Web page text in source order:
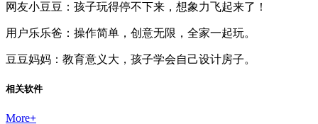
网友小豆豆：孩子玩得停不下来，想象力飞起来了！
用户乐乐爸：操作简单，创意无限，全家一起玩。
豆豆妈妈：教育意义大，孩子学会自己设计房子。
相关软件
More+